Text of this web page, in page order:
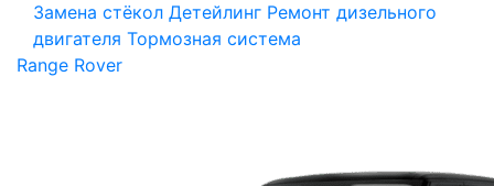
Замена стёкол Детейлинг Ремонт дизельного
двигателя Тормозная система
Range Rover